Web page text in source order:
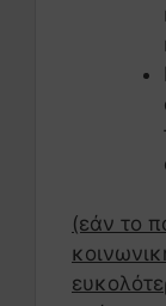
(εάν το